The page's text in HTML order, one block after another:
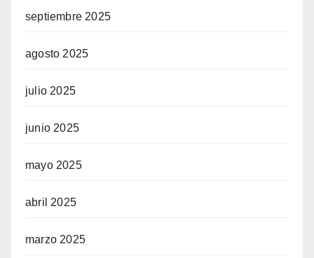
septiembre 2025
agosto 2025
julio 2025
junio 2025
mayo 2025
abril 2025
marzo 2025